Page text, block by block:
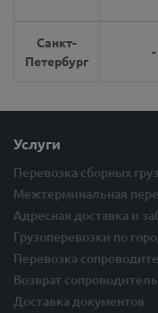
Санкт-
Петербург
-
Услуги
Перевозка сборных
Межтерминальная
Адресная доставка и
Грузоперевозки по
Перевозка
Возврат
Доставка документов